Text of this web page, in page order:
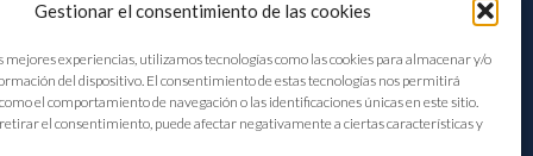
Gestionar el consentimiento de las cookies
mejores experiencias, utilizamos tecnologías como las cookies para almacenar y/o
del dispositivo. El consentimiento de estas tecnologías nos permitirá
el comportamiento de navegación o las identificaciones únicas en este sitio.
el consentimiento, puede afectar negativamente a ciertas características y